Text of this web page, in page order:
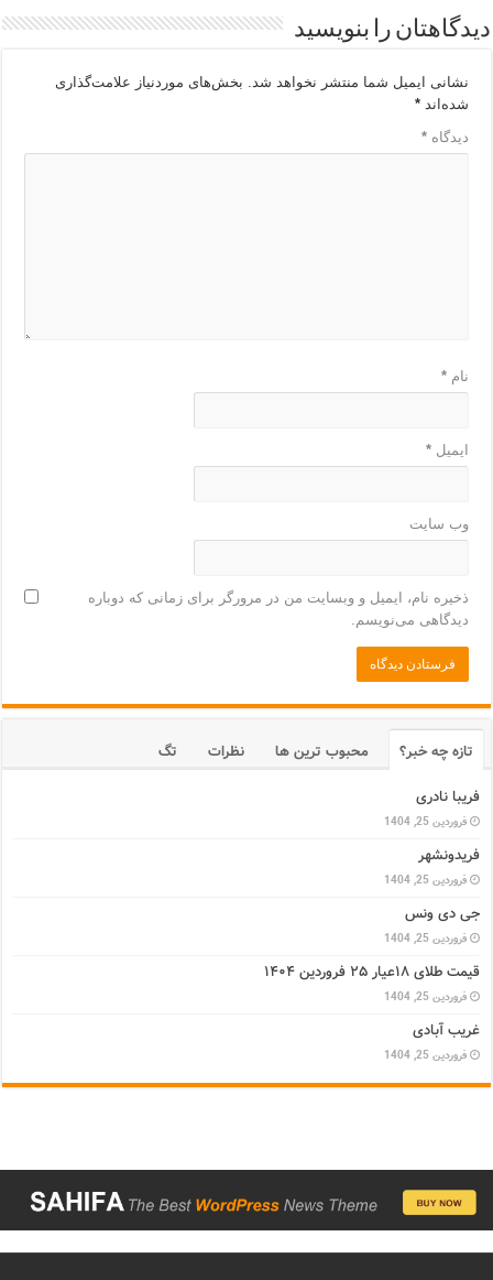
دیدگاهتان را بنویسید
نشانی ایمیل شما منتشر نخواهد شد.
بخش‌های موردنیاز علامت‌گذاری
شده‌اند*
دیدگاه*
نام*
ایمیل*
وب‌ سایت
ذخیره نام، ایمیل و وبسایت من در مرورگر برای زمانی که دوباره
دیدگاهی می‌نویسم.
تازه چه خبر؟ محبوب ترین ها نظرات
تگ
فریبا نادری
فروردین 25, 1404
فریدونشهر
فروردین 25, 1404
جی دی ونس
فروردین 25, 1404
قیمت طلای ۱۸عیار ۲۵ فروردین ۱۴۰۴
فروردین 25, 1404
غریب آبادی
فروردین 25, 1404